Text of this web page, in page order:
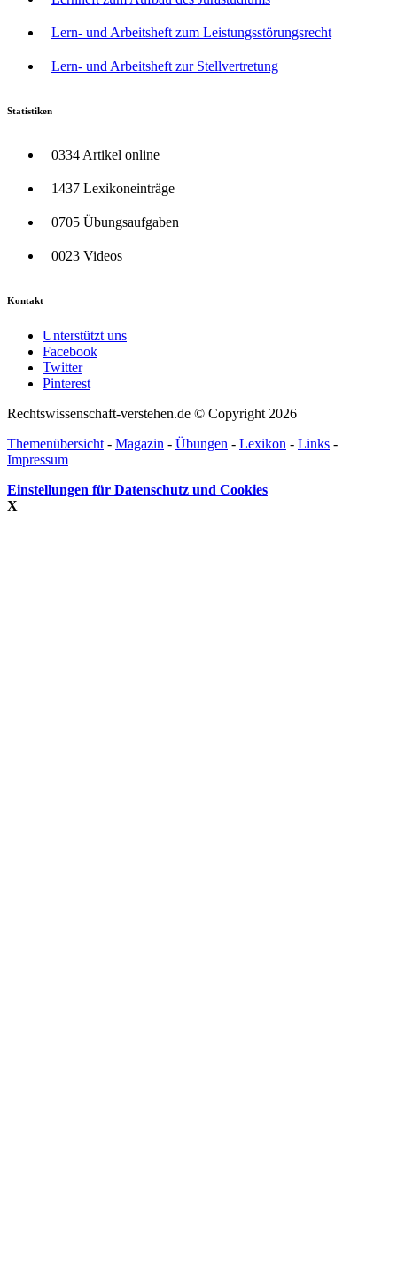
Lern- und Arbeitsheft zum Leistungsstörungsrecht
Lern- und Arbeitsheft zur Stellvertretung
Statistiken
0334 Artikel online
1437 Lexikoneinträge
0705 Übungsaufgaben
0023 Videos
Kontakt
Unterstützt uns
Facebook
Twitter
Pinterest
Rechtswissenschaft-verstehen.de © Copyright 2026
Themenübersicht - Magazin - Übungen - Lexikon - Links -
Impressum
Einstellungen für Datenschutz und Cookies
X